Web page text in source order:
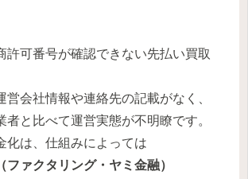
許可番号が確認できない先払い買取
営会社情報や連絡先の記載がなく、
者と比べて運営実態が不明瞭です。
化は、仕組みによっては
ファクタリング・ヤミ金融）